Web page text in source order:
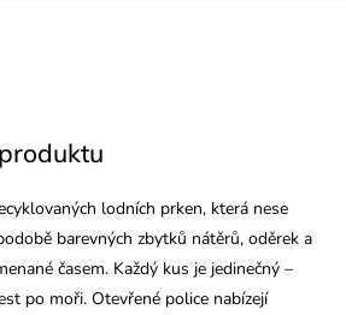
lodních prken, která nese
barevných zbytků nátěrů, oděrek a
časem. Každý kus je jedinečný –
po moři. Otevřené police nabízejí